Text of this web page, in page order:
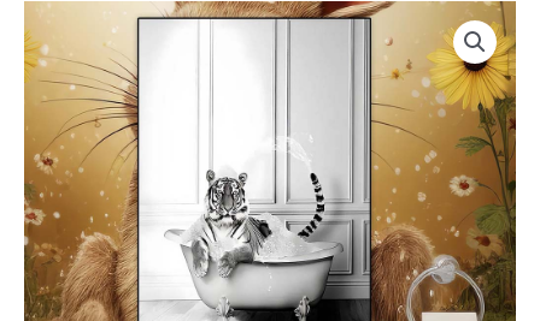
Plage
prix :
18,99€
à
45,99€
de
Poster
Tigre
En
Baignoire